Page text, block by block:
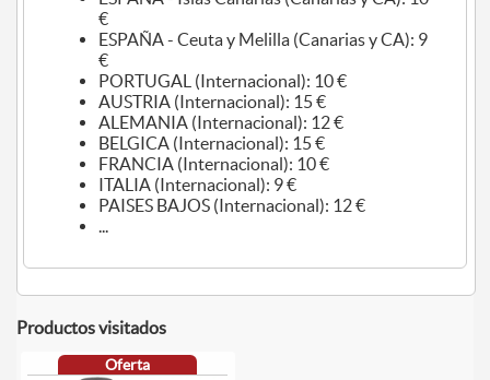
€
ESPAÑA - Ceuta y Melilla (Canarias y CA): 9
€
PORTUGAL (Internacional): 10 €
AUSTRIA (Internacional): 15 €
ALEMANIA (Internacional): 12 €
BELGICA (Internacional): 15 €
FRANCIA (Internacional): 10 €
ITALIA (Internacional): 9 €
PAISES BAJOS (Internacional): 12 €
...
Productos visitados
Oferta